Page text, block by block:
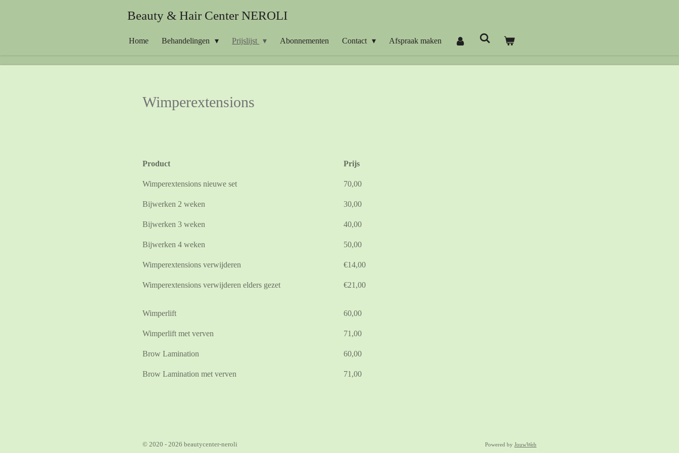
hoofdinhoud
Beauty & Hair Center NEROLI
Home Behandelingen Prijslijst Abonnementen Contact Afspraak maken
Wimperextensions
Product Prijs
Wimperextensions nieuwe set 70,00
Bijwerken 2 weken 30,00
Bijwerken 3 weken 40,00
Bijwerken 4 weken 50,00
Wimperextensions verwijderen €14,00
Wimperextensions verwijderen elders gezet €21,00
Wimperlift 60,00
Wimperlift met verven 71,00
Brow Lamination 60,00
Brow Lamination met verven 71,00
© 2020 - 2026 beautycenter-neroli Powered by JouwWeb